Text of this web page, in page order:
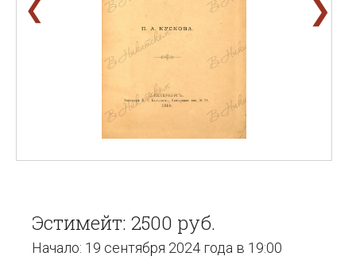
❮ ❯
Эстимейт: 2500 руб.
Начало: 19 сентября 2024 года в 19:00